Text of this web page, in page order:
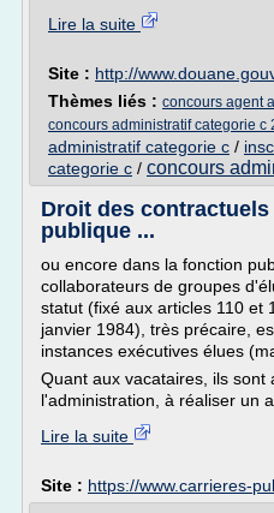
Lire la suite
Site : http://
Thèmes liés : concours agent
concours administratif categorie c
administratif categorie c /
categorie c / concours
Droit des
publique ...
ou encore dans la fonction
collaborateurs de groupes
statut (fixé aux articles 110 et
janvier 1984), très précaire,
instances exécutives élues
Quant aux vacataires, ils
l'administration, à réaliser un
Lire la suite
Site : https://www.carrieres-